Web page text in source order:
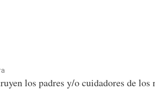
los padres y/o cuidadores de los